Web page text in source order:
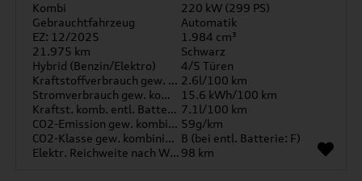
Kombi
220 kW (299 PS)
Gebrauchtfahrzeug
Automatik
EZ: 12/2025
1.984 cm³
21.975 km
Schwarz
Hybrid (Benzin/Elektro)
4/5 Türen
Kraftstoffverbrauch gew. kombiniert 2.6l/100 km
Stromverbrauch gew. kombiniert
15.6 kWh/100 km
Kraftst. komb. entl. Batterie 7.1l/100 km
CO2-Emission gew. kombiniert 59g/km
CO2-Klasse gew. kombiniert B (bei entl. Batterie: F)
Elektr. Reichweite nach WLTP* 98 km